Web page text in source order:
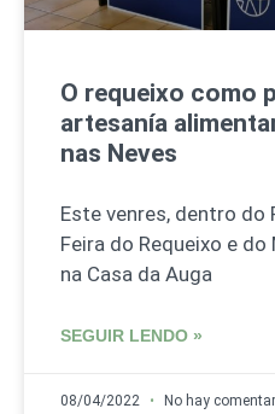
O requeixo como
artesanía
nas Neves
Este venres, dentro do
Feira do Requeixo e
na Casa da Auga
SEGUIR LENDO »
08/04/2022 No hay